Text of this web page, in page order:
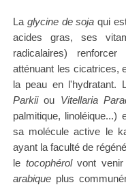
La glycine de soja qui
acides gras, ses
radicalaires)
atténuant les cicatrices,
la peau en l'hydratant.
Parkiiou Vitellaria
palmitique,
sa molécule active le
ayant la faculté de
le tocophérolvont venir
arabiqueplus